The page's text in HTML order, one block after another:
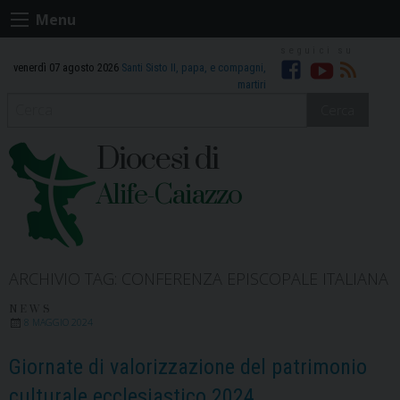
Skip
to
Menu
venerdì 07 agosto 2026 Santi Sisto II, papa, e compagni,
martiri
Facebook
Youtube
RSS
Diocesi di
Alife-Caiazzo
8 MAGGIO 2024
Giornate di valorizzazione del patrimonio